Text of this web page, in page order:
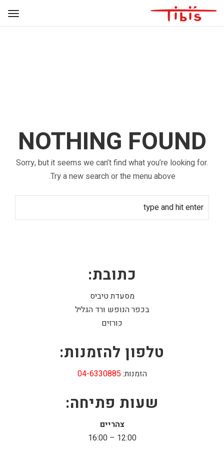
NOTHING FOUND
Sorry, but it seems we can’t find what you’re looking for.
Try a new search or the menu above.
כתובת:
מסעדת טיביס
בכפר הנופש ורד הגליל
כורזים
טלפון להזמנות:
הזמנות:04-6330885
שעות פתיחה:
צהריים
12:00 – 16:00